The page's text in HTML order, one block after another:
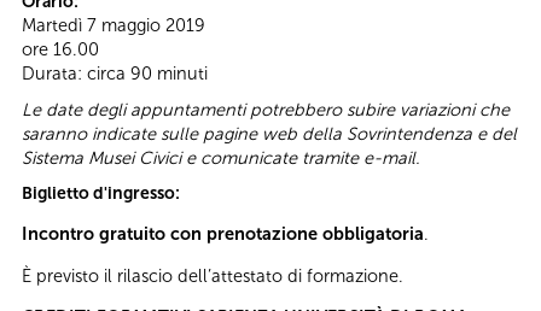
Martedì 7 maggio 2019
ore 16.00
Durata: circa 90 minuti
Le date degli appuntamenti potrebbero subire variazioni che
saranno indicate sulle pagine web della Sovrintendenza e del
Sistema Musei Civici e comunicate tramite e-mail.
Biglietto d'ingresso:
Incontro gratuito con prenotazione obbligatoria.
È previsto il rilascio dell’attestato di formazione.